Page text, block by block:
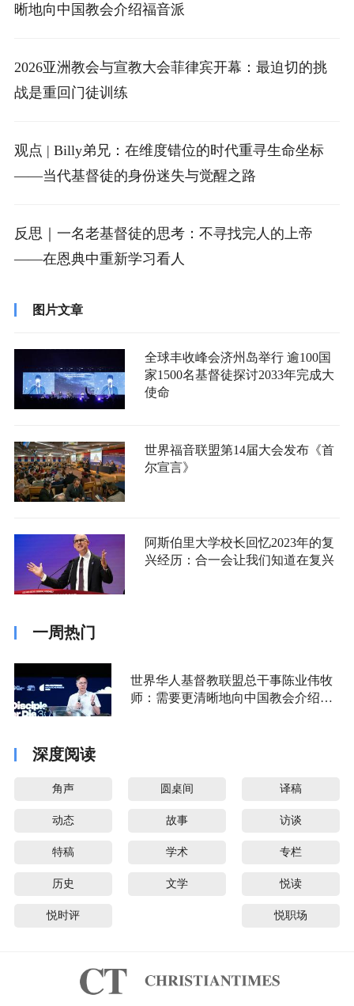
晰地向中国教会介绍福音派
2026亚洲教会与宣教大会菲律宾开幕：最迫切的挑
战是重回门徒训练
观点 | Billy弟兄：在维度错位的时代重寻生命坐标
——当代基督徒的身份迷失与觉醒之路
反思｜一名老基督徒的思考：不寻找完人的上帝
——在恩典中重新学习看人
图片文章
全球丰收峰会济州岛举行 逾100国
家1500名基督徒探讨2033年完成大
使命
世界福音联盟第14届大会发布《首
尔宣言》
阿斯伯里大学校长回忆2023年的复
兴经历：合一会让我们知道在复兴
一周热门
世界华人基督教联盟总干事陈业伟牧
师：需要更清晰地向中国教会介绍福
深度阅读
角声 圆桌间 译稿
动态 故事 访谈
特稿 学术 专栏
历史 文学 悦读
悦时评 悦职场